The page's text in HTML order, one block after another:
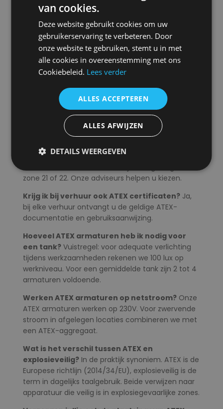
inzet.
Veelgestelde vragen
over een ATEX
armatuur huren
Wat kost een ATEX armatuur huren?
Een ATEX
LED-armatuur huurt u vanaf circa 50 tot 100 euro
per week. Complete lichtopstellingen met
meerdere armaturen en statieven liggen hoger.
van uw werkomgeving. In raffinaderijen werkt u
zone 21 of 22. Onze adviseurs helpen u kiezen.
Krijg ik bij verhuur ook ATEX certificaten?Ja,
bij elke verhuur ontvangt u de geldige ATEX-
documentatie en gebruiksaanwijzing.
Hoeveel ATEX armaturen heb ik nodig voor
een tank?Vuistregel: voor adequate verlichting
tijdens werkzaamheden rekenen we 100 lux op
werkniveau. Voor een gemiddelde tank zijn 2 tot 4
armaturen voldoende.
Werken ATEX armaturen op netstroom?Onze
ATEX armaturen werken op 230V. Voor zwervende
stroom in afgelegen locaties combineren we met
een ATEX-aggregaat.
Wat is het verschil tussen ATEX en
explosieveilig?In de praktijk synoniem. ATEX is de
Europese richtlijn (2014/34/EU), explosieveilig is de
term in dagelijks taalgebruik. Beide verwijzen naar
apparatuur die veilig is in explosiegevaarlijke zones.
van cookies.
Deze website gebruikt cookies om uw
gebruikerservaring te verbeteren. Door
onze website te gebruiken, stemt u in met
alle cookies in overeenstemming met ons
Cookiebeleid. Lees verder
ALLES ACCEPTEREN
ALLES AFWIJZEN
DETAILS WEERGEVEN